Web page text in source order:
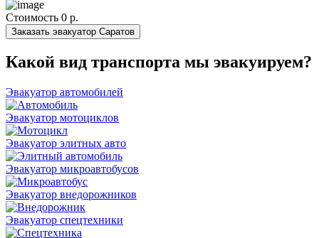
Стоимость 0 р.
Заказать эвакуатор Саратов
Какой вид транспорта мы эвакуируем?
Эвакуатор автомобилей
Эвакуатор мотоциклов
Эвакуатор элитных авто
Эвакуатор микроавтобусов
Эвакуатор внедорожников
Эвакуатор спецтехники